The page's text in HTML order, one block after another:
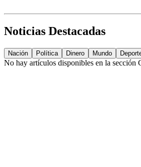
Noticias Destacadas
Nación Política Dinero Mundo
No hay artículos disponibles en la sección